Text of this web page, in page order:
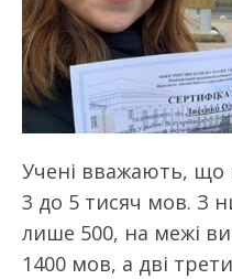
Учені вважають, що
3 до 5 тисяч мов. З
лише 500, на межі
1400 мов, а дві